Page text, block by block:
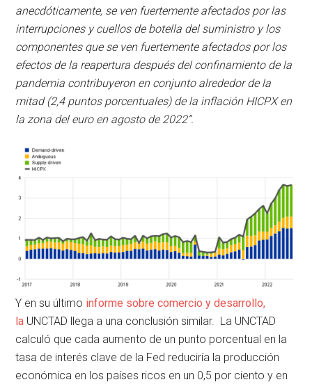
anecdóticamente, se ven fuertemente afectados por las
interrupciones y cuellos de botella del suministro y los
componentes que se ven fuertemente afectados por los
efectos de la reapertura después del confinamiento de la
pandemia contribuyeron en conjunto alrededor de la
mitad (2,4 puntos porcentuales) de la inflación HICPX en
la zona del euro en agosto de 2022”.
Y en su último informe sobre comercio y desarrollo,
la UNCTAD llega a una conclusión similar. La UNCTAD
calculó que cada aumento de un punto porcentual en la
tasa de interés clave de la Fed reduciría la producción
económica en los países ricos en un 0,5 por ciento y en